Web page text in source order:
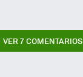
VER7 COMENTARIOS